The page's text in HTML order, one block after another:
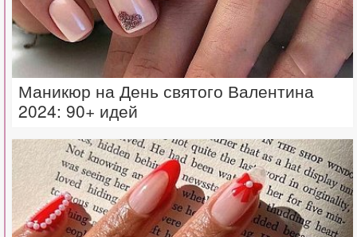
Маникюр на День святого Валентина
2024: 90+ идей